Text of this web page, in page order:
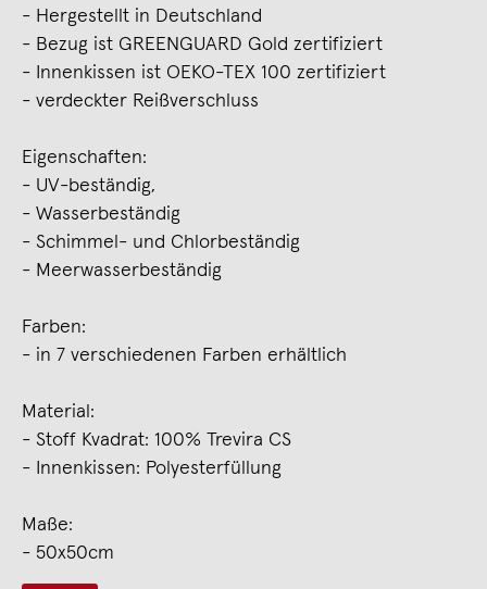
- Hergestellt in Deutschland
- Bezug ist GREENGUARD Gold zertifiziert
- Innenkissen ist OEKO-TEX 100 zertifiziert
- verdeckter Reißverschluss
Eigenschaften:
- UV-beständig,
- Wasserbeständig
- Schimmel- und Chlorbeständig
- Meerwasserbeständig
Farben:
- in 7 verschiedenen Farben erhältlich
Material:
- Stoff Kvadrat: 100% Trevira CS
- Innenkissen: Polyesterfüllung
Maße:
- 50x50cm